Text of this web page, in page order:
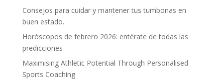
Consejos para cuidar y mantener tus tumbonas en
buen estado.
Horóscopos de febrero 2026: entérate de todas las
predicciones
Maximising Athletic Potential Through Personalised
Sports Coaching